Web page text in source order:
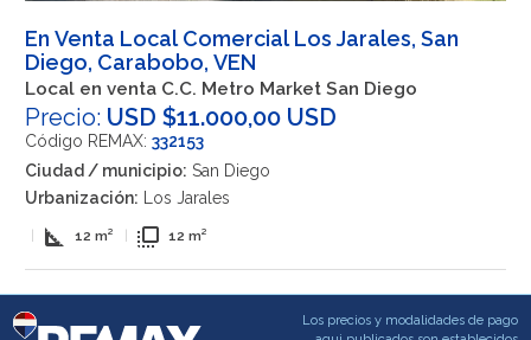
En Venta Local Comercial Los Jarales, San
Diego, Carabobo, VEN
Local en venta C.C. Metro Market San Diego
Precio: USD $11.000,00 USD
Código REMAX: 332153
Ciudad / municipio: San Diego
Urbanización: Los Jarales
square_foot 12 m² flip_to_front 12 m²
Los precios y modalidades de pago